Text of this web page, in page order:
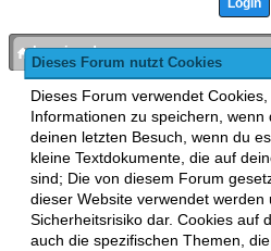
Dieses Forum nutzt Cookies
Dieses Forum verwendet
Informationen zu speichern, wenn
deinen letzten Besuch, wenn du
kleine Textdokumente, die auf
sind; Die von diesem Forum
dieser Website verwendet werden
Sicherheitsrisiko dar. Cookies auf
auch die spezifischen Themen,
bronies.de
MyBB , mobile
Zur Desktop-Version
This forum usesLukasz